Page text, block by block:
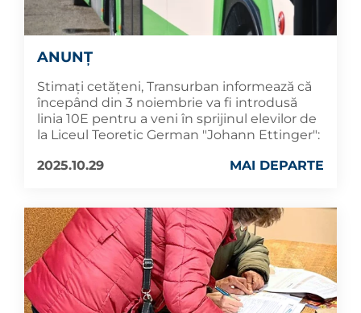
ANUNȚ
Stimați cetățeni, Transurban informează că
începând din 3 noiembrie va fi introdusă
linia 10E pentru a veni în sprijinul elevilor de
la Liceul Teoretic German "Johann Ettinger":
2025.10.29
MAI DEPARTE